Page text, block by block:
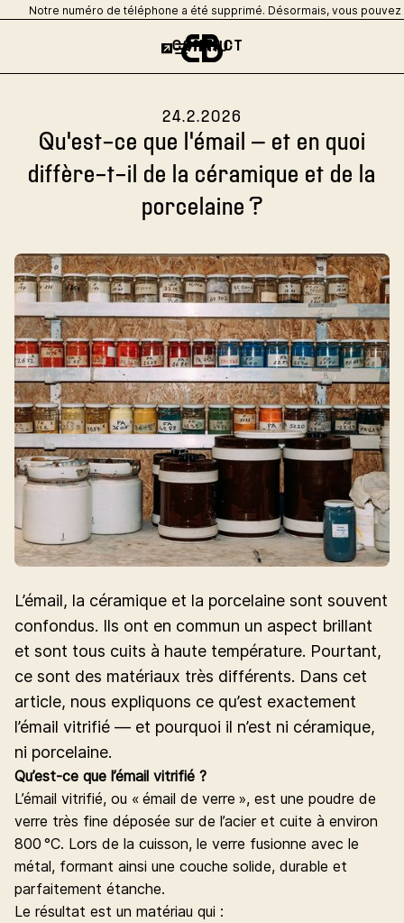
Notre numéro de téléphone a été supprimé. Désormais, vous
CONTACT
MENU
24.2.2026
Qu'est-ce que l'émail – et en quoi
diffère-t-il de la céramique et de la
porcelaine ?
L’émail, la céramique et la porcelaine sont souvent
confondus. Ils ont en commun un aspect brillant
et sont tous cuits à haute température. Pourtant,
ce sont des matériaux très différents. Dans cet
article, nous expliquons ce qu’est exactement
l’émail vitrifié — et pourquoi il n’est ni céramique,
ni porcelaine.
Qu’est-ce que l’émail vitrifié ?
L’émail vitrifié, ou « émail de verre », est une poudre de
verre très fine déposée sur de l’acier et cuite à environ
800 °C. Lors de la cuisson, le verre fusionne avec le
métal, formant ainsi une couche solide, durable et
parfaitement étanche.
Le résultat est un matériau qui :